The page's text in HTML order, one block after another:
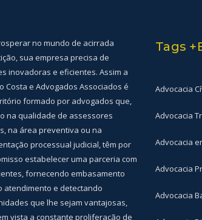
no mundo de acirrada
sua empresa precisa de
inovadoras e eficientes. Assim a
Costa e Advogados Associados é
formado por advogados que,
na qualidade de assessores
na área preventiva ou na
processual judicial, têm por
estabelecer uma parceria com
fornecendo embasamento
atendimento e detectando
que lhe sejam vantajosas,
vista a constante proliferação de
Tags
Advocacia
Advocacia
Advocacia
Advocacia
Advocacia